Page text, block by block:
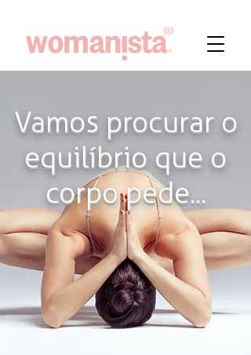
Vamos procurar o
equilíbrio que o
corpo pede...